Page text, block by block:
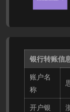
银行转账信
账户名
称
开户银